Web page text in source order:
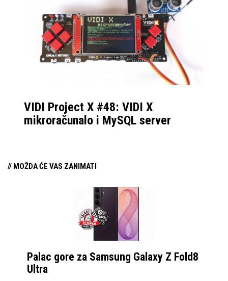
VIDI Project X #48: VIDI X
mikroračunalo i MySQL server
// MOŽDA ĆE VAS ZANIMATI
Palac gore za Samsung Galaxy Z Fold8
Ultra